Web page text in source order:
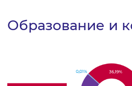
Образование и